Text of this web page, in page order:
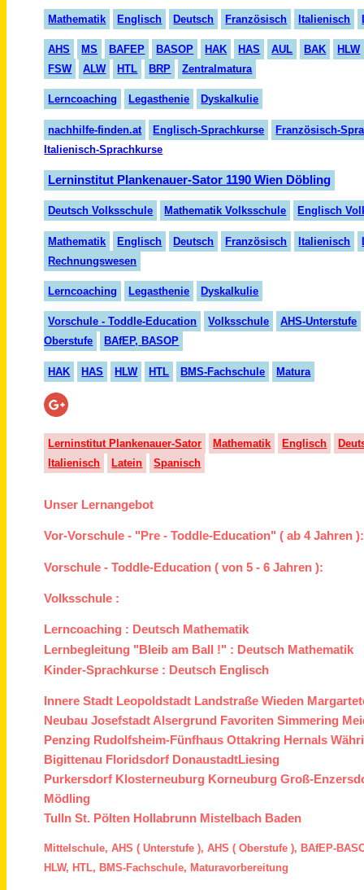
Mathematik Englisch Deutsch Französisch Italienisch
AHS MS BAFEP BASOP HAK HAS AUL BAK
HLW
FSW
ALW HTL BRP Zentralmatura
Lerncoaching Legasthenie Dyskalkulie
nachhilfe-finden.at Englisch-Sprachkurse
Französisch-
Italienisch-Sprachkurse
Lerninstitut Plankenauer-Sator 1190 Wien Döbling
Deutsch Volksschule Mathematik Volksschule Englisch
Mathematik Englisch Deutsch Französisch Italienisch
Rechnungswesen
Lerncoaching Legasthenie Dyskalkulie
Vorschule - Toddle-Education Volksschule
AHS-Unterstufe
Oberstufe
BAfEP, BASOP
HAK HAS HLW HTL BMS-Fachschule Matura
Lerninstitut Plankenauer-Sator Mathematik Englisch
Italienisch
Latein Spanisch
Unser Lernangebot
Vor-Vorschule - "Pre - Toddle-Education" ( ab 4 Jahren ):
Vorschule - Toddle-Education ( von 5 - 6 Jahren ):
Volksschule :
Lerncoaching : Deutsch Mathematik
Lernbegleitung "Bleib am Ball !" : Deutsch Mathematik
Kinder-Sprachkurse : Deutsch Englisch
Innere Stadt Leopoldstadt Landstraße Wieden
Neubau Josefstadt Alsergrund Favoriten Simmering
Penzing Rudolfsheim-Fünfhaus Ottakring Hernals
Bigittenau Floridsdorf DonaustadtLiesing
Purkersdorf Klosterneuburg Korneuburg Groß-
Mödling
Tulln St. Pölten Hollabrunn Mistelbach Baden
Mittelschule, AHS ( Unterstufe ), AHS ( Oberstufe ), BAfEP-
HLW, HTL, BMS-Fachschule, Maturavorbereitung